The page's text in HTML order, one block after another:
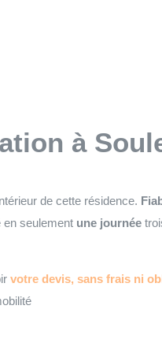
à
de cette résidence.
en seulement une journée
votre devis, sans frais ni